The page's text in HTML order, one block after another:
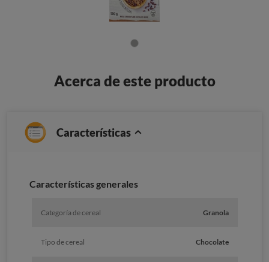
Acerca de este producto
Características
Características generales
Categoría de cereal Granola
Tipo de cereal Chocolate